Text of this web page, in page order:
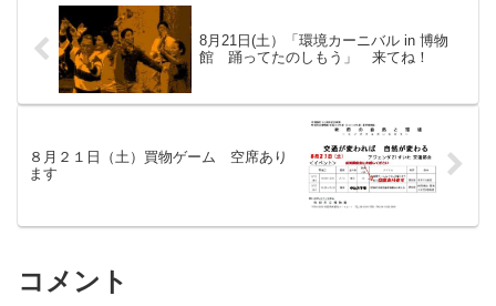
8月21日(土）「環境カーニバル in 博物
館 踊ってたのしもう」 来てね！
８月２１日（土）買物ゲーム 空席あり
ます
コメント